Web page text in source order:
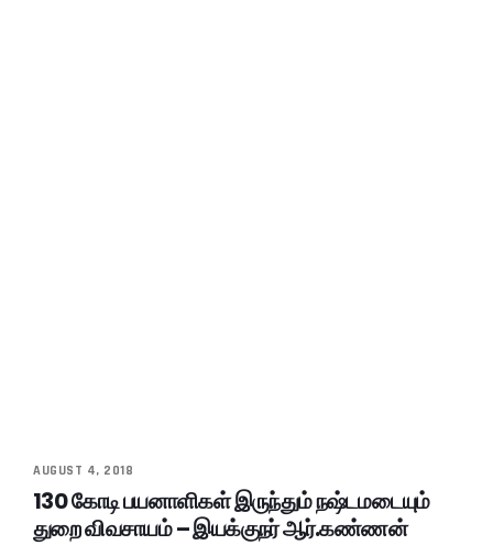
AUGUST 4, 2018
130 கோடி பயனாளிகள் இருந்தும் நஷ்டமடையும்
துறை விவசாயம் – இயக்குநர் ஆர்.கண்ணன்